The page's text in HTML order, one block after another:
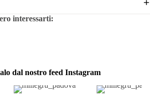
interessarti:
dal nostro feed Instagram